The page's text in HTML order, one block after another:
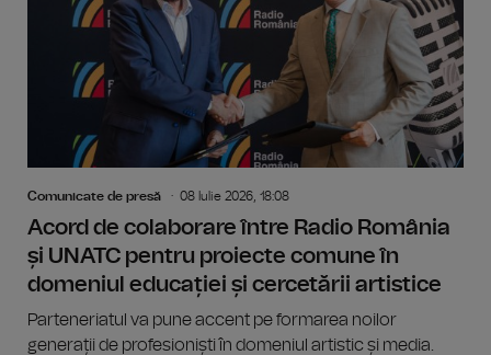
Comunicate de presă 08 Iulie 2026, 18:08
Acord de colaborare între Radio România
și UNATC pentru proiecte comune în
domeniul educației și cercetării artistice
Parteneriatul va pune accent pe formarea noilor
generații de profesioniști în domeniul artistic și media.